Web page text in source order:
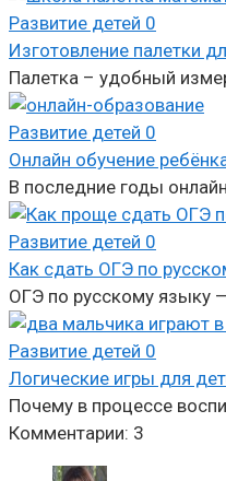
Развитие детей 0
Изготовление палетки
Палетка – удобный
Развитие детей 0
Онлайн обучение
В последние годы
Развитие детей 0
Как сдать ОГЭ по
ОГЭ по русскому языку
Развитие детей 0
Логические игры для
Почему в процессе
Комментарии: 3